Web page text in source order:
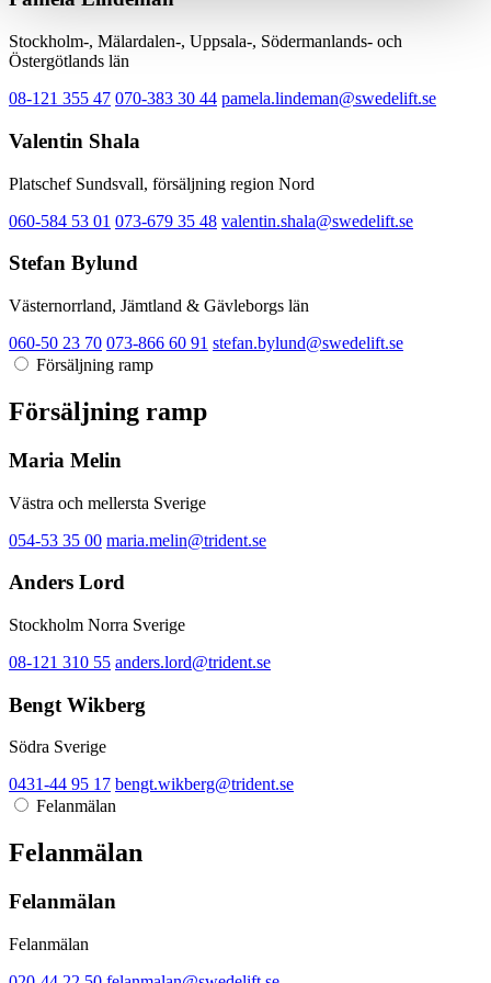
Stockholm-, Mälardalen-, Uppsala-, Södermanlands- och
Östergötlands län
08-121 355 47 070-383 30 44 pamela.lindeman@swedelift.se
Valentin Shala
Platschef Sundsvall, försäljning region Nord
060-584 53 01 073-679 35 48 valentin.shala@swedelift.se
Stefan Bylund
Västernorrland, Jämtland & Gävleborgs län
060-50 23 70 073-866 60 91 stefan.bylund@swedelift.se
Försäljning ramp
Försäljning ramp
Maria Melin
Västra och mellersta Sverige
054-53 35 00 maria.melin@trident.se
Anders Lord
Stockholm Norra Sverige
08-121 310 55 anders.lord@trident.se
Bengt Wikberg
Södra Sverige
0431-44 95 17 bengt.wikberg@trident.se
Felanmälan
Felanmälan
Felanmälan
Felanmälan